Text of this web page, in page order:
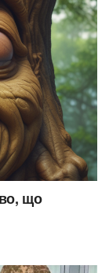
що